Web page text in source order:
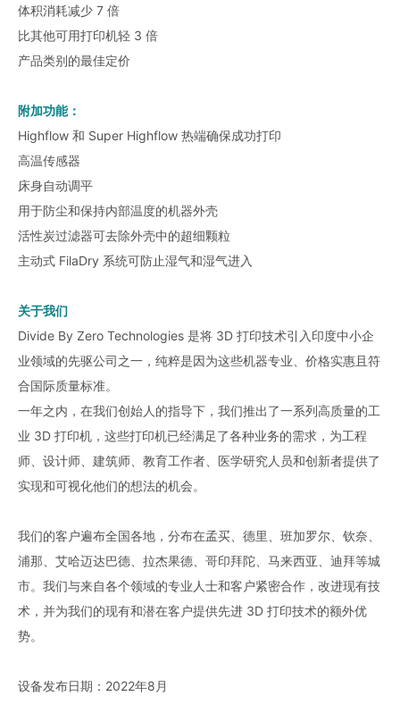
体积消耗减少 7 倍
比其他可用打印机轻 3 倍
产品类别的最佳定价
附加功能：
Highflow 和 Super Highflow 热端确保成功打印
高温传感器
床身自动调平
用于防尘和保持内部温度的机器外壳
活性炭过滤器可去除外壳中的超细颗粒
主动式 FilaDry 系统可防止湿气和湿气进入
关于我们
Divide By Zero Technologies 是将 3D 打印技术引入印度中小企
业领域的先驱公司之一，纯粹是因为这些机器专业、价格实惠且符
合国际质量标准。
一年之内，在我们创始人的指导下，我们推出了一系列高质量的工
业 3D 打印机，这些打印机已经满足了各种业务的需求，为工程
师、设计师、建筑师、教育工作者、医学研究人员和创新者提供了
实现和可视化他们的想法的机会。
我们的客户遍布全国各地，分布在孟买、德里、班加罗尔、钦奈、
浦那、艾哈迈达巴德、拉杰果德、哥印拜陀、马来西亚、迪拜等城
市。我们与来自各个领域的专业人士和客户紧密合作，改进现有技
术，并为我们的现有和潜在客户提供先进 3D 打印技术的额外优
势。
设备发布日期：2022年8月